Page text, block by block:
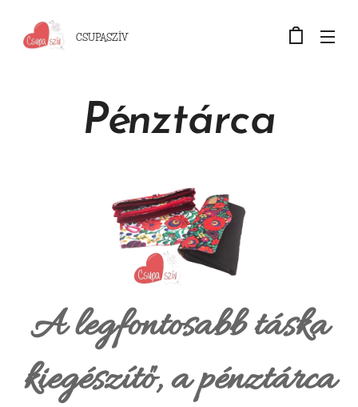
CSUPASZÍV
Pénztárca
A legfontosabb táska
kiegészítő, a pénztárca